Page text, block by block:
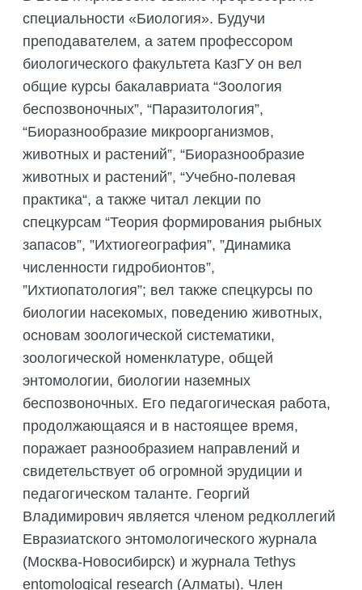
специальности «Биология». Будучи
преподавателем, а затем профессором
биологического факультета КазГУ он вел
общие курсы бакалавриата “Зоология
беспозвоночных”, “Паразитология”,
“Биоразнообразие микроорганизмов,
животных и растений”, “Биоразнообразие
животных и растений”, “Учебно-полевая
практика“, а также читал лекции по
спецкурсам “Теория формирования рыбных
запасов”, ”Ихтиогеография”, ”Динамика
численности гидробионтов”,
”Ихтиопатология”; вел также спецкурсы по
биологии насекомых, поведению животных,
основам зоологической систематики,
зоологической номенклатуре, общей
энтомологии, биологии наземных
беспозвоночных. Его педагогическая работа,
продолжающаяся и в настоящее время,
поражает разнообразием направлений и
свидетельствует об огромной эрудиции и
педагогическом таланте. Георгий
Владимирович является членом редколлегий
Евразиатского энтомологического журнала
(Москва-Новосибирск) и журнала Tethys
entomological research (Алматы). Член